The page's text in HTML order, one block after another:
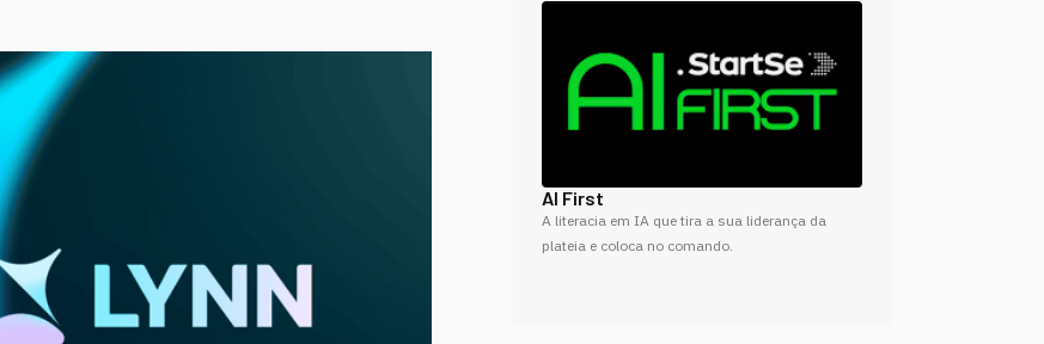
AI First
A literacia em IA que tira a sua liderança da
plateia e coloca no comando.